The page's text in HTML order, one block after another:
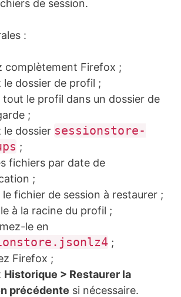
de session.
:
complètement Firefox ;
le dossier de profil ;
tout le profil dans un dossier de
;
le dossier sessionstore-
;
fichiers par date de
;
le fichier de session à restaurer ;
à la racine du profil ;
le en
;
Firefox ;
Historique > Restaurer la
précédente si nécessaire.